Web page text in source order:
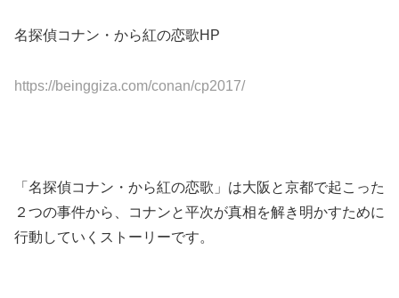
名探偵コナン・から紅の恋歌HP
https://beinggiza.com/conan/cp2017/
「名探偵コナン・から紅の恋歌」は大阪と京都で起こった
２つの事件から、コナンと平次が真相を解き明かすために
行動していくストーリーです。